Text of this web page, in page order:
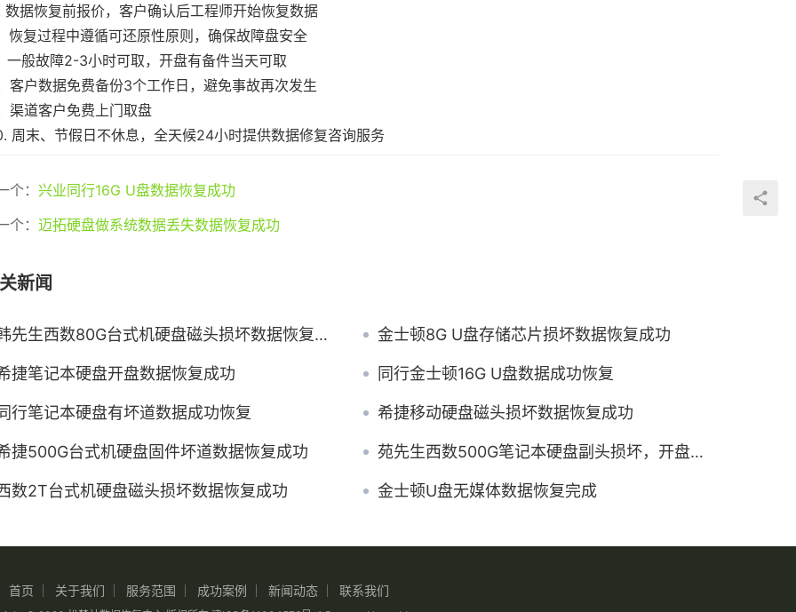
数据恢复前报价，客户确认后工程师开始恢复数据
恢复过程中遵循可还原性原则，确保故障盘安全
一般故障2-3小时可取，开盘有备件当天可取
客户数据免费备份3个工作日，避免事故再次发生
渠道客户免费上门取盘
周末、节假日不休息，全天候24小时提供数据修复咨询服务
个： 兴业同行16G U盘数据恢复成功
个： 迈拓硬盘做系统数据丢失数据恢复成功
新闻
先生西数80G台式机硬盘磁头损坏数据恢复成功 金士顿8G U盘存储芯片损坏数据恢复成功
捷笔记本硬盘开盘数据恢复成功 同行金士顿16G U盘数据成功恢复
行笔记本硬盘有坏道数据成功恢复 希捷移动硬盘磁头损坏数据恢复成功
捷500G台式机硬盘固件坏道数据恢复成功 苑先生西数500G笔记本硬盘副头损坏，开盘数据恢复成功
数2T台式机硬盘磁头损坏数据恢复成功 金士顿U盘无媒体数据恢复完成
首页 关于我们 服务范围 成功案例 新闻动态 联系我们